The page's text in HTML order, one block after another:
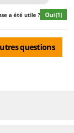
a été utile ? Oui(1)
questions